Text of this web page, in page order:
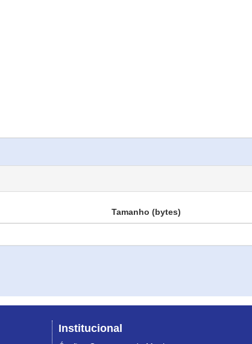
Tamanho (bytes)
Institucional